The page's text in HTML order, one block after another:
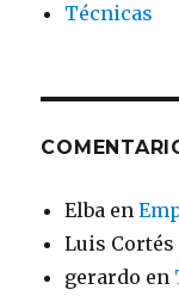
Técnicas
Elba en
Luis Cortés
gerardo en